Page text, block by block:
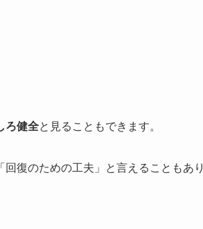
ろ健全と見ることもできます。
復のための工夫」と言えることもあり